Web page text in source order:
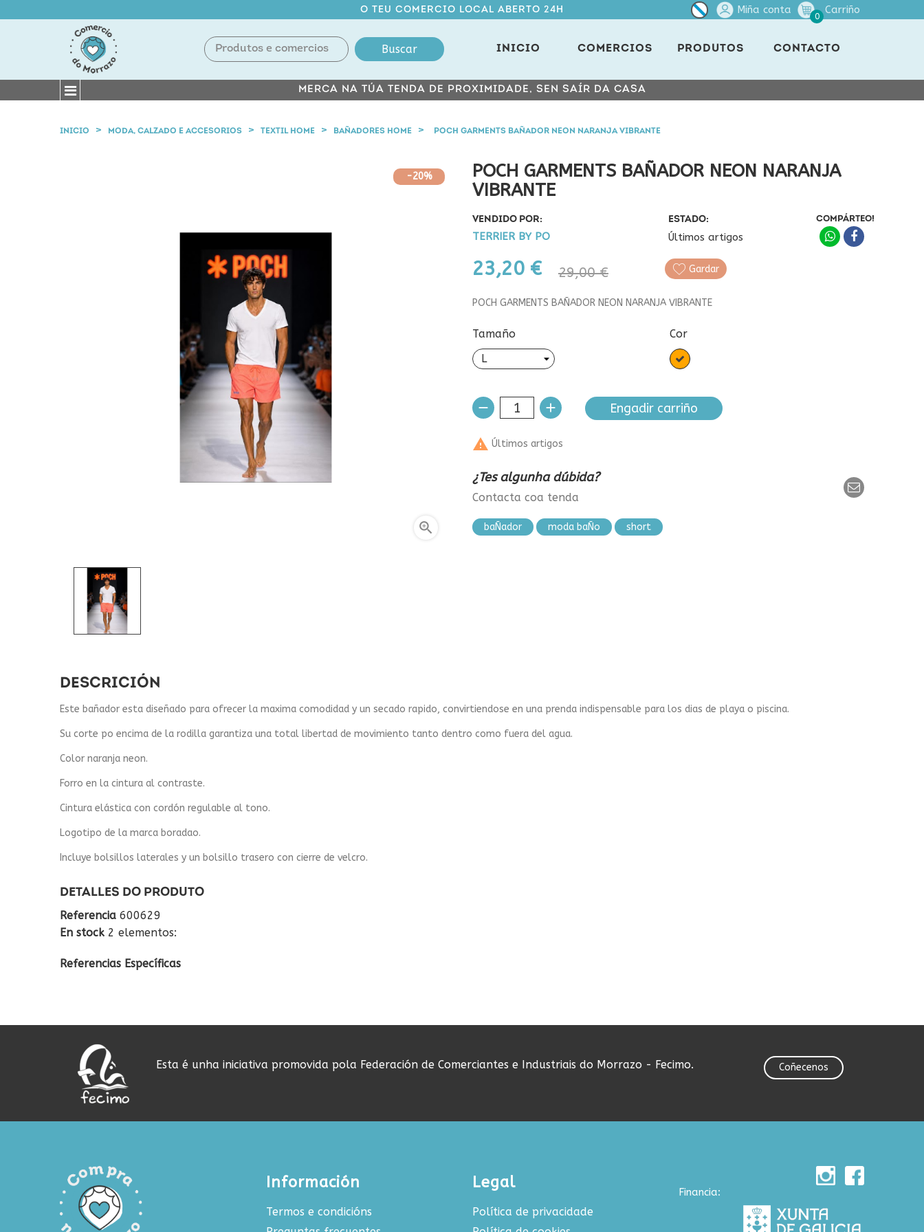
O TEU COMERCIO LOCAL ABERTO 24H Miña conta
0
Carriño
Buscar INICIO COMERCIOS PRODUTOS CONTACTO
MERCA NA TÚA TENDA DE PROXIMIDADE, SEN SAÍR DA CASA
INICIO MODA, CALZADO E ACCESORIOS TEXTIL HOME BAÑADORES HOME POCH GARMENTS BAÑADOR NEON NARANJA VIBRANTE
-20%

POCH GARMENTS BAÑADOR NEON NARANJA
VIBRANTE
VENDIDO POR:
TERRIER BY PO
ESTADO:
Últimos artigos
23,20 € 29,00 €
COMPÁRTEO!
Gardar
POCH GARMENTS BAÑADOR NEON NARANJA VIBRANTE
Tamaño Cor
Laranxa
Engadir carriño
 Últimos artigos
¿Tes algunha dúbida?
Contacta coa tenda
baÑador moda baÑo short
DESCRICIÓN
Este bañador esta diseñado para ofrecer la maxima comodidad y un secado rapido, convirtiendose en una prenda indispensable para los dias de playa o piscina.
Su corte po encima de la rodilla garantiza una total libertad de movimiento tanto dentro como fuera del agua.
Color naranja neon.
Forro en la cintura al contraste.
Cintura elástica con cordón regulable al tono.
Logotipo de la marca boradao.
Incluye bolsillos laterales y un bolsillo trasero con cierre de velcro.
DETALLES DO PRODUTO
Referencia 600629
En stock 2 elementos:
Referencias Específicas
Esta é unha iniciativa promovida pola Federación de Comerciantes e Industriais do Morrazo - Fecimo. Coñecenos
Información
Termos e condicións
Legal
Política de privacidade
Financia: